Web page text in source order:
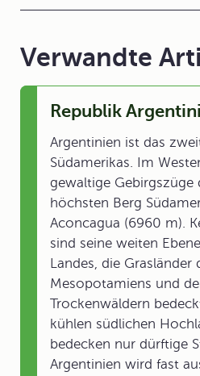
Verwandte
Republik
Argentinien ist das
Südamerikas. Im
gewaltige Gebirgszüge
höchsten Berg
Aconcagua (6960 m).
sind seine weiten
Landes, die Grasländer
Mesopotamiens und
Trockenwäldern
kühlen südlichen
bedecken nur dürftige
Argentinien wird fast